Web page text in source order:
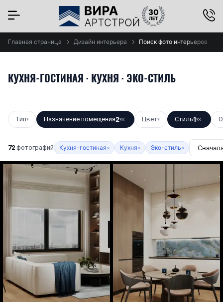
Главная страница Дизайн интерьера Поиск фото интерьеров
КУХНЯ-ГОСТИНАЯ · КУХНЯ · ЭКО-СТИЛЬ
Тип▾ Назначение помещения2▾✕ Цвет▾ Стиль1▾✕
72 фотографий Кухня-гостиная× Кухня× Эко-стиль×